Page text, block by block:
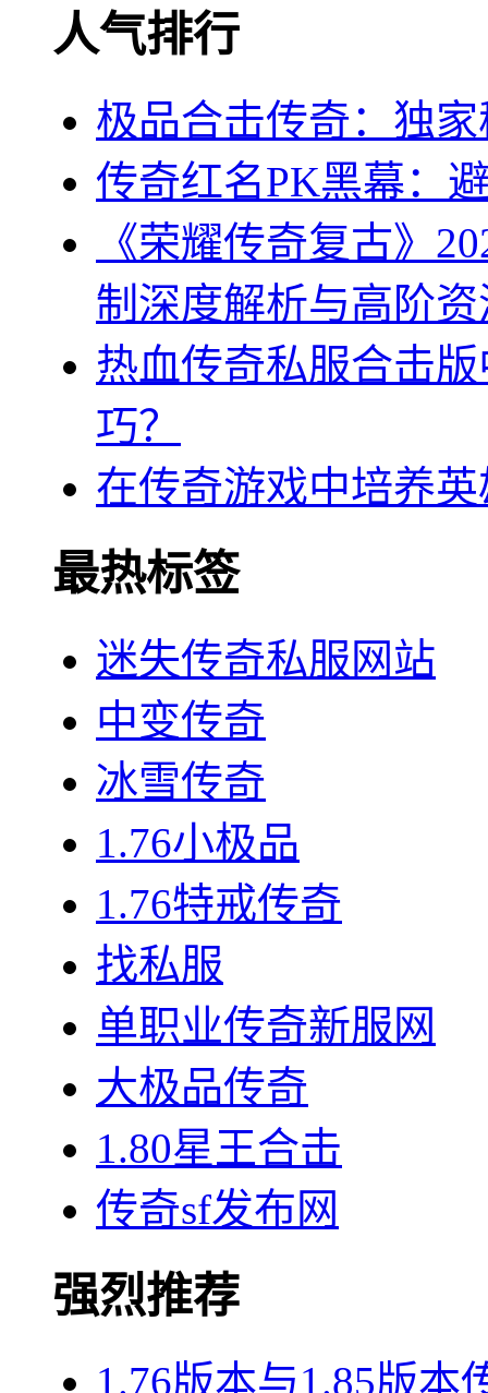
人气排行
极品合击传奇：独
传奇红名PK黑幕：
《荣耀传奇复古》
制深度解析与高阶
热血传奇私服合击
巧？
在传奇游戏中培养
最热标签
迷失传奇私服网站
中变传奇
冰雪传奇
1.76小极品
1.76特戒传奇
找私服
单职业传奇新服网
大极品传奇
1.80星王合击
传奇sf发布网
强烈推荐
1.76版本与1.85版本